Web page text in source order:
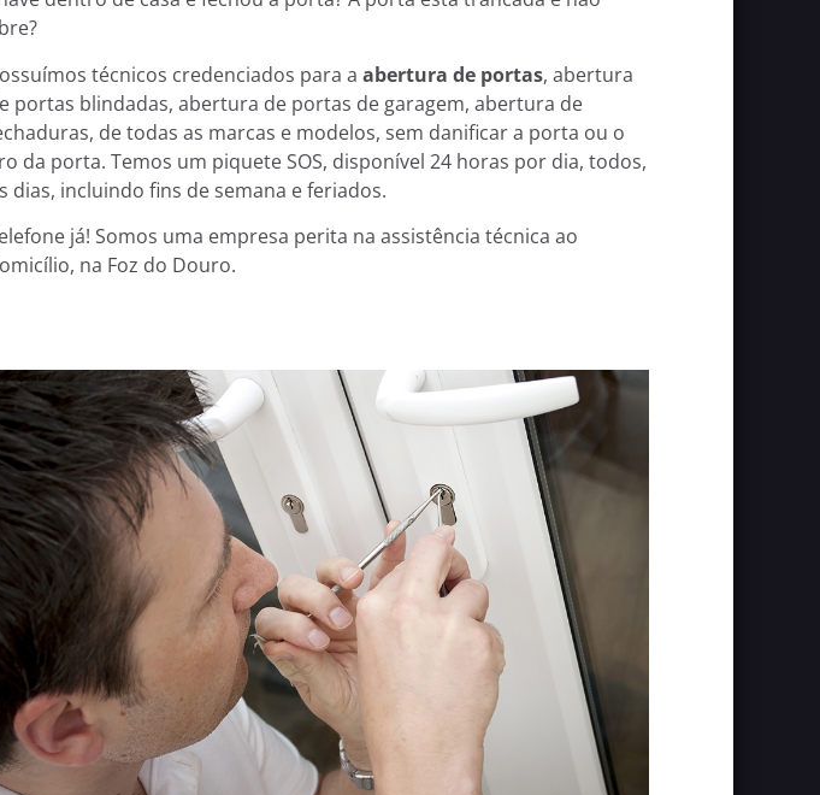
técnicos credenciados para a abertura de portas, abertura
portas blindadas, abertura de portas de garagem, abertura de
de todas as marcas e modelos, sem danificar a porta ou o
da porta. Temos um piquete SOS, disponível 24 horas por dia, todos,
dias, incluindo fins de semana e feriados.
já! Somos uma empresa perita na assistência técnica ao
na Foz do Douro.